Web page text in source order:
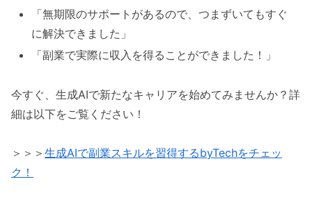
「無期限のサポートがあるので、つまずいてもすぐ
に解決できました」
「副業で実際に収入を得ることができました！」
今すぐ、生成AIで新たなキャリアを始めてみませんか？詳
細は以下をご覧ください！
＞＞＞ 生成AIで副業スキルを習得するbyTechをチェッ
ク！